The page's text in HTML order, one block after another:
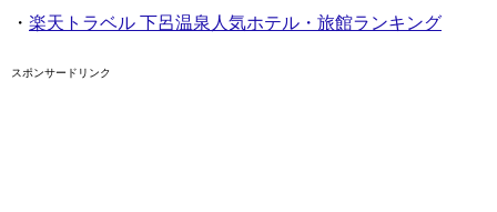
・ 楽天トラベル 下呂温泉人気ホテル・旅館ランキング
スポンサードリンク